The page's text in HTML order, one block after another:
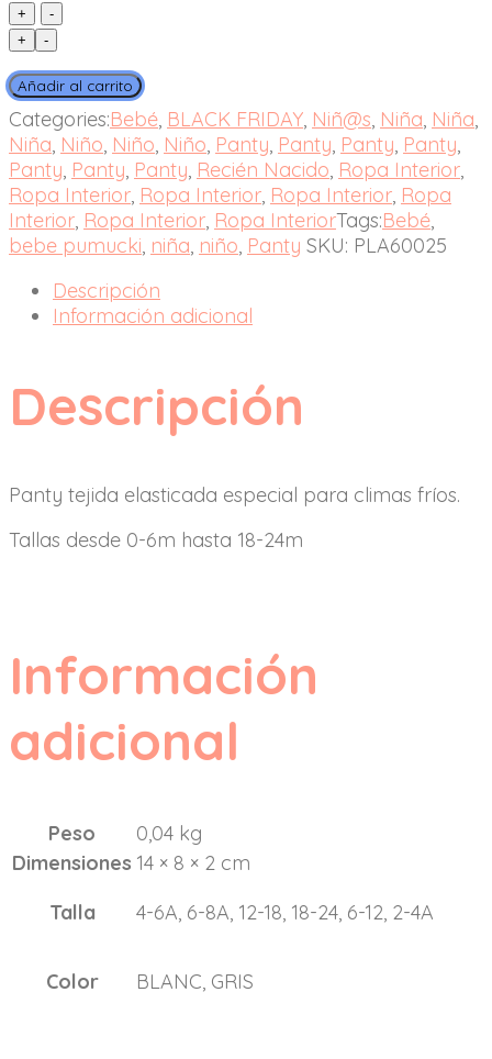
+ -
Añadir al carrito
Categories:Bebé, BLACK FRIDAY, Niñ@s, Niña, Niña,
Niña, Niño, Niño, Niño, Panty, Panty, Panty, Panty,
Panty, Panty, Panty, Recién Nacido, Ropa Interior,
Ropa Interior, Ropa Interior, Ropa Interior, Ropa
Interior, Ropa Interior, Ropa InteriorTags:Bebé,
bebe pumucki, niña, niño, Panty SKU: PLA60025
Descripción
Información adicional
Descripción
Panty tejida elasticada especial para climas fríos.
Tallas desde 0-6m hasta 18-24m
Información
adicional
Peso
0,04 kg
Dimensiones 14 × 8 × 2 cm
Talla
4-6A, 6-8A, 12-18, 18-24, 6-12, 2-4A
Color BLANC, GRIS